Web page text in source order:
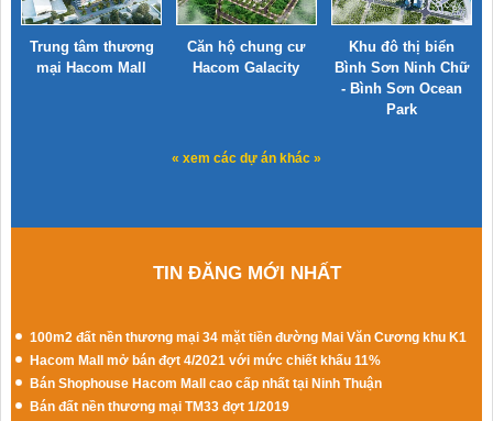
Trung tâm thương
mại Hacom Mall
Căn hộ chung cư
Hacom Galacity
Khu đô thị biển
Bình Sơn Ninh Chữ
- Bình Sơn Ocean
Park
« xem các dự án khác »
TIN ĐĂNG MỚI NHẤT
100m2 đất nền thương mại 34 mặt tiền đường Mai Văn Cương khu K1
Hacom Mall mở bán đợt 4/2021 với mức chiết khấu 11%
Bán Shophouse Hacom Mall cao cấp nhất tại Ninh Thuận
Bán đất nền thương mại TM33 đợt 1/2019